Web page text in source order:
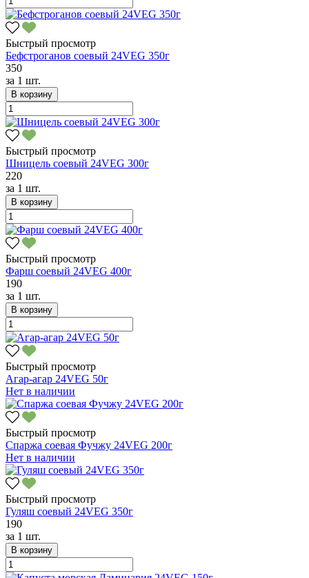
Быстрый просмотр
Бефстроганов соевый 24VEG 350г
350
за 1 шт.
В корзину
Быстрый просмотр
Шницель соевый 24VEG 300г
220
за 1 шт.
В корзину
Быстрый просмотр
Фарш соевый 24VEG 400г
190
за 1 шт.
В корзину
Быстрый просмотр
Агар-агар 24VEG 50г
Нет в наличии
Быстрый просмотр
Спаржа соевая Фучжу 24VEG 200г
Нет в наличии
Быстрый просмотр
Гуляш соевый 24VEG 350г
190
за 1 шт.
В корзину